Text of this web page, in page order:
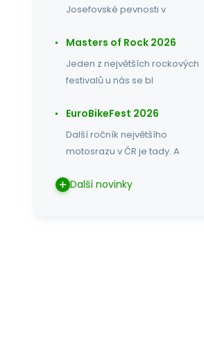
Josefovské pevnosti v
Masters of Rock 2026
Jeden z největších rockových
festivalů u nás se bl
EuroBikeFest 2026
Další ročník největšího
motosrazu v ČR je tady. A
Další novinky